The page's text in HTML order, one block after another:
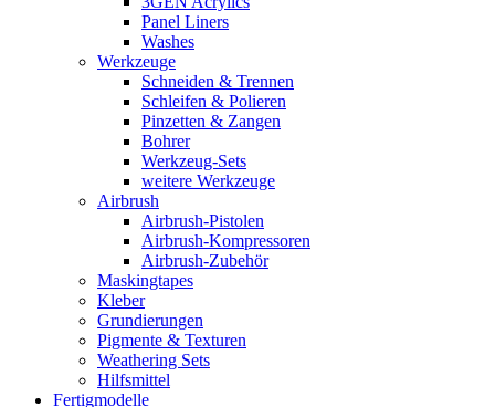
Panel Liners
Washes
Werkzeuge
Schneiden & Trennen
Schleifen & Polieren
Pinzetten & Zangen
Bohrer
Werkzeug-Sets
weitere Werkzeuge
Airbrush
Airbrush-Pistolen
Airbrush-Kompressoren
Airbrush-Zubehör
Maskingtapes
Kleber
Grundierungen
Pigmente & Texturen
Weathering Sets
Hilfsmittel
Fertigmodelle